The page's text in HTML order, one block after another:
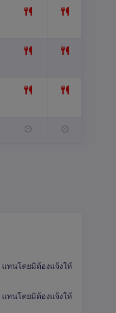
แทนโดยมิต้องแจ้งให้
แทนโดยมิต้องแจ้งให้